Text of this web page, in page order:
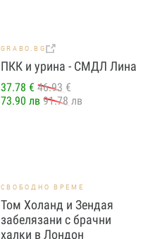
GRABO.BG
ПКК и урина - СМДЛ Лина
37.78 € 46.93 €
73.90 лв 91.78 лв
СВОБОДНО ВРЕМЕ
Том Холанд и Зендая
забелязани с брачни
халки в Лондон